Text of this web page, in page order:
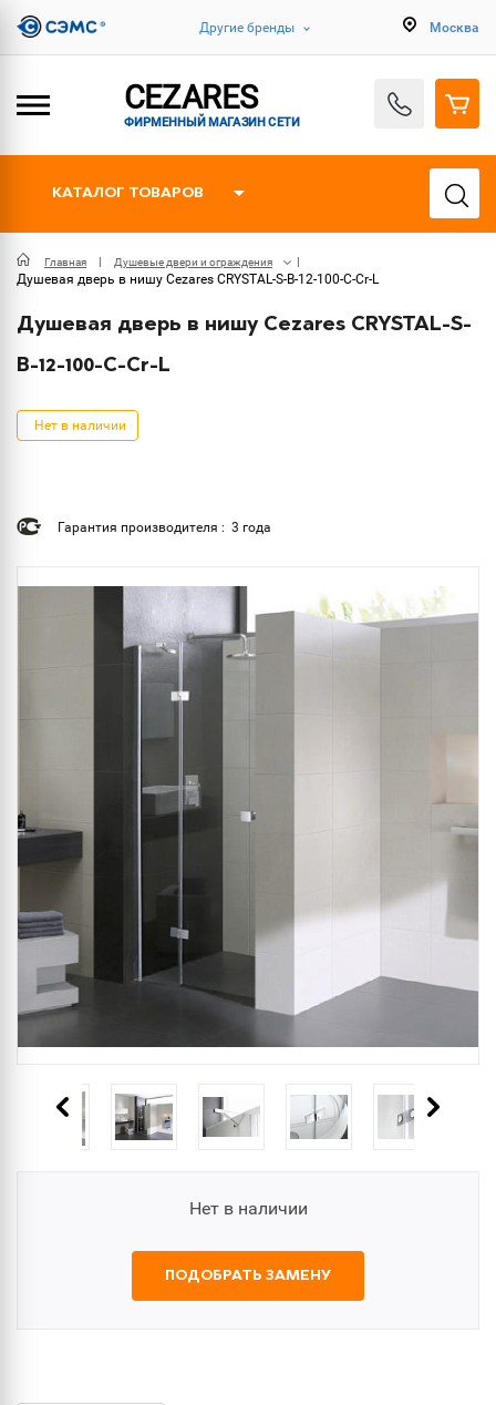
Другие бренды Москва
CEZARES
ФИРМЕННЫЙ МАГАЗИН СЕТИ
КАТАЛОГ ТОВАРОВ
Главная Душевые двери и ограждения
Душевая дверь в нишу Cezares CRYSTAL-S-B-12-100-C-Cr-L
Душевая дверь в нишу Cezares CRYSTAL-S-
B-12-100-C-Cr-L
Нет в наличии
Гарантия производителя : 3 года
Нет в наличии
ПОДОБРАТЬ ЗАМЕНУ